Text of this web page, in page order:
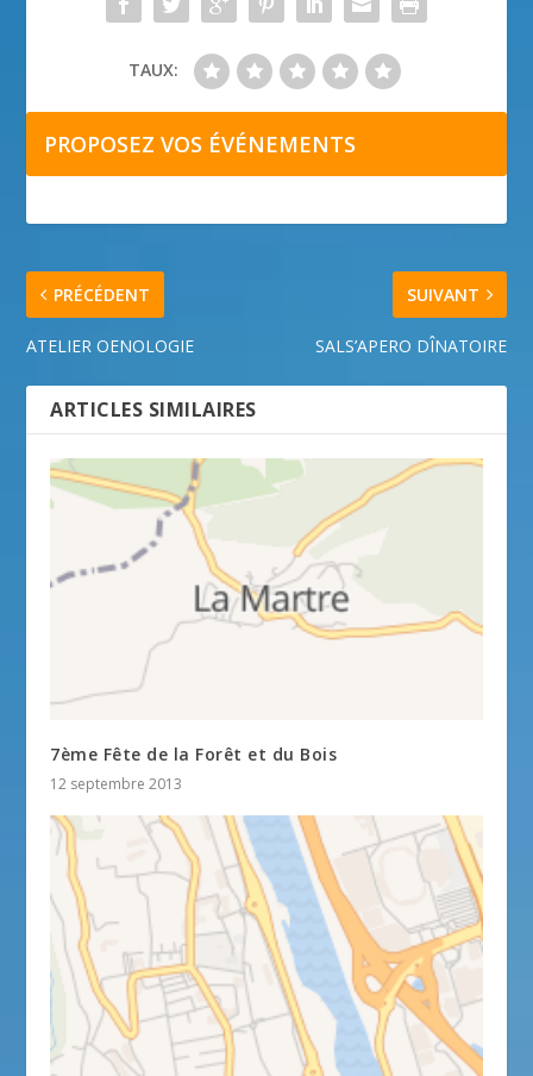
TAUX:
PROPOSEZ VOS ÉVÉNEMENTS
PRÉCÉDENT
ATELIER OENOLOGIE
SUIVANT
SALS’APERO DÎNATOIRE
ARTICLES SIMILAIRES
7ème Fête de la Forêt et du Bois
12 septembre 2013